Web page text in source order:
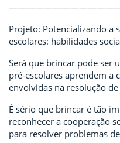
Projeto: Potencializando a
escolares: habilidades
Será que brincar pode ser
pré-escolares aprendem a
envolvidas na resolução
É sério que brincar é tão
reconhecer a cooperação
para resolver problemas